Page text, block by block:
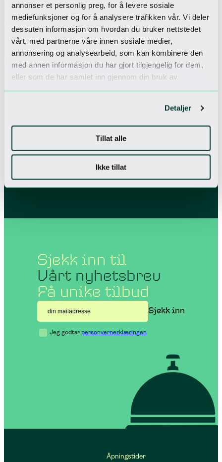
annonser et personlig preg, for å levere sosiale
mediefunksjoner og for å analysere trafikken vår. Vi deler
dessuten informasjon om hvordan du bruker nettstedet
vårt, med partnerne våre innen sosiale medier,
annonsering og analysearbeid, som kan kombinere den
med annen informasjon du har gjort tilgjengelig for dem,
eller som de har samlet inn gjennom din bruk av
tjenestene deres.
Detaljer
Tillat alle
Ikke tillat
Overalt på hotellet er det tilgjengelig trådløst nettverk.
Dette er gratis for alle våre gjester, og man behøver ingen
passord.
Dyrevennlig
For deg som ønsker å ha med hunden på fjelltur, er den
også hjertelig velkommen til oss.
Sjekk inn til
Vårt nyhetsbrev
Få unike tilbud
Jeg godtar personvernerklæringen
Åpningstider